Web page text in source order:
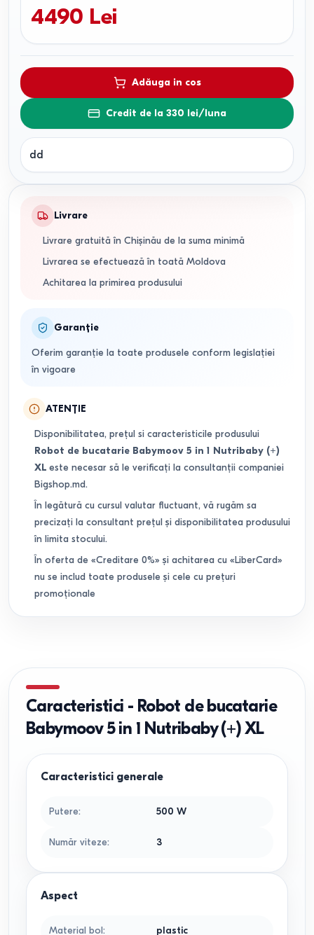
4490 Lei
Adăuga in cos
Credit de la 330 lei/luna
dd
Livrare
Livrare gratuită în Chișinău de la suma minimă
Livrarea se efectuează în toată Moldova
Achitarea la primirea produsului
Garanție
Oferim garanție la toate produsele conform legislației
în vigoare
ATENȚIE
Disponibilitatea, prețul si caracteristicile produsului
Robot de bucatarie Babymoov 5 in 1 Nutribaby (+)
XL este necesar să le verificați la consultanții companiei
Bigshop.md.
În legătură cu cursul valutar fluctuant, vă rugăm sa
precizați la consultant prețul și disponibilitatea produsului
în limita stocului.
În oferta de «Creditare 0%» și achitarea cu «LiberCard»
nu se includ toate produsele și cele cu prețuri
promoționale
Caracteristici - Robot de bucatarie
Babymoov 5 in 1 Nutribaby (+) XL
Caracteristici generale
Putere: 500 W
Număr viteze: 3
Aspect
Material bol: plastic